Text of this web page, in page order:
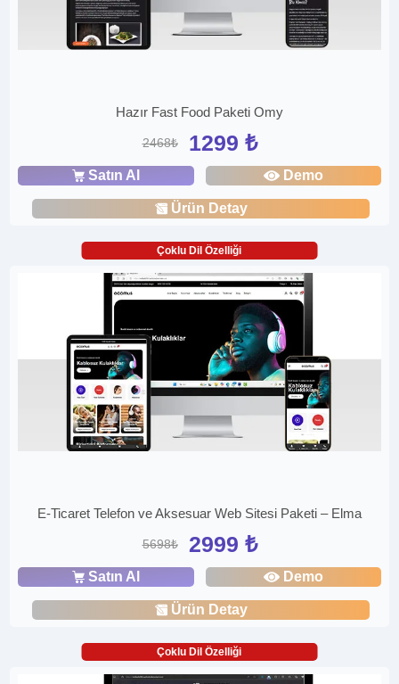
Hazır Fast Food Paketi Omy
2468₺ 1299 ₺
Satın Al Demo
Ürün Detay
Çoklu Dil Özelliği
E-Ticaret Telefon ve Aksesuar Web Sitesi Paketi – Elma
5698₺ 2999 ₺
Satın Al Demo
Ürün Detay
Çoklu Dil Özelliği